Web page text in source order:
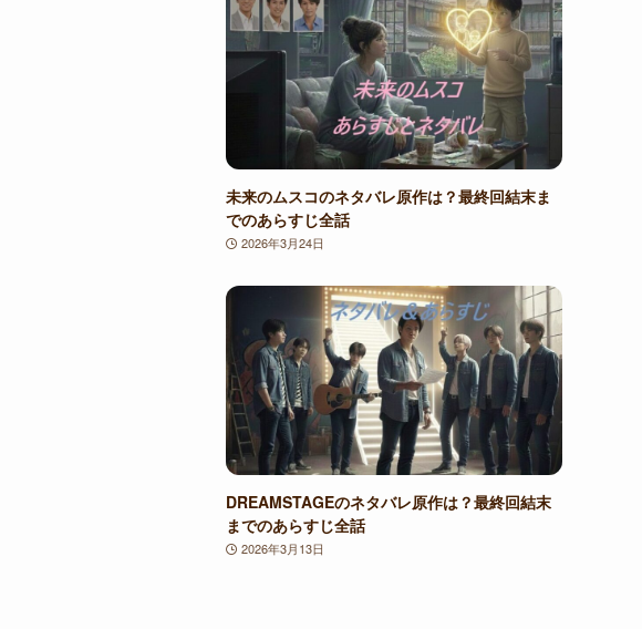
未来のムスコのネタバレ原作は？最終回結末ま
でのあらすじ全話
2026年3月24日
DREAMSTAGEのネタバレ原作は？最終回結末
までのあらすじ全話
2026年3月13日